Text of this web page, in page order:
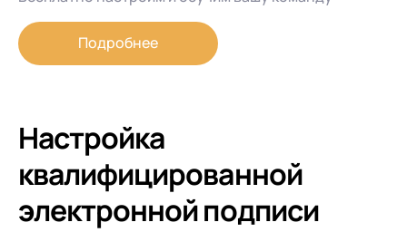
Подробнее
Настройка
квалифицированной
электронной подписи
Я даю согласие на обработку
данныхв соответствии с
Конфиденциальности